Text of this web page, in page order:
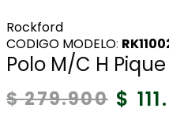
Rockford
:
Polo M/C H
$ 279.900 $ 111.
4.
camisa
5.
medias
6.
morral